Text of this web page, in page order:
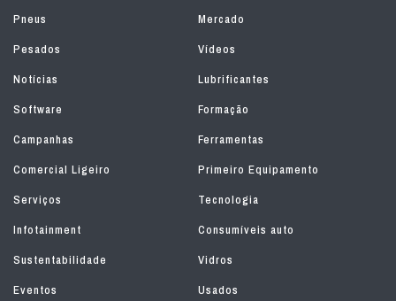
Pneus
Mercado
Pesados
Vídeos
Notícias
Lubrificantes
Software
Formação
Campanhas
Ferramentas
Comercial Ligeiro
Primeiro Equipamento
Serviços
Tecnologia
Infotainment
Consumíveis auto
Sustentabilidade
Vidros
Eventos
Usados